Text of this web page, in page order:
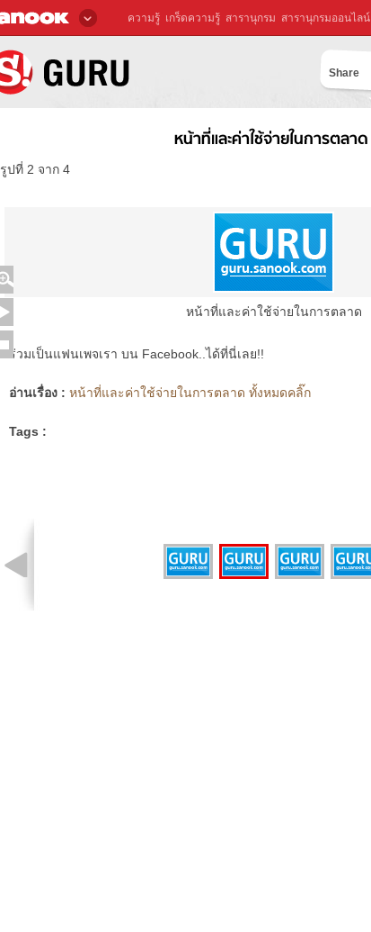
ความรู้ เกร็ดความรู้ สารานุกรม สารานุกรมออนไลน์
Share
หน้าที่และค่าใช้จ่ายในการตลาด
รูปที่ 2 จาก 4
หน้าที่และค่าใช้จ่ายในการตลาด
ร่วมเป็นแฟนเพจเรา บน Facebook..ได้ที่นี่เลย!!
อ่านเรื่อง : หน้าที่และค่าใช้จ่ายในการตลาด ทั้งหมดคลิ๊ก
Tags :